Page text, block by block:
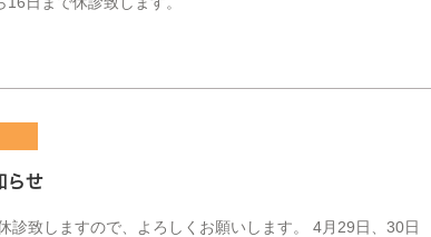
らせ
診致しますので、よろしくお願いします。 4月29日、30